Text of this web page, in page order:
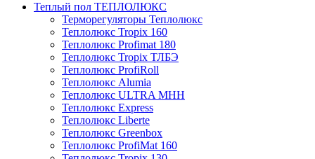
Теплый пол ТЕПЛОЛЮКС
Терморегуляторы Теплолюкс
Теплолюкс Tropix 160
Теплолюкс Profimat 180
Теплолюкс Tropix ТЛБЭ
Теплолюкс ProfiRoll
Теплолюкс Alumia
Теплолюкс ULTRA МНН
Теплолюкс Express
Теплолюкс Liberte
Теплолюкс Greenbox
Теплолюкс ProfiMat 160